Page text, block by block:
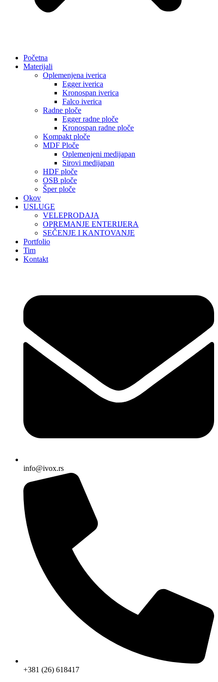
Početna
Materijali
Oplemenjena iverica
Egger iverica
Kronospan iverica
Falco iverica
Radne ploče
Egger radne ploče
Kronospan radne ploče
Kompakt ploče
MDF Ploče
Oplemenjeni medijapan
Sirovi medijapan
HDF ploče
OSB ploče
Šper ploče
Okov
USLUGE
VELEPRODAJA
OPREMANJE ENTERIJERA
SEČENJE I KANTOVANJE
Portfolio
Tim
Kontakt
info@ivox.rs
+381 (26) 618417